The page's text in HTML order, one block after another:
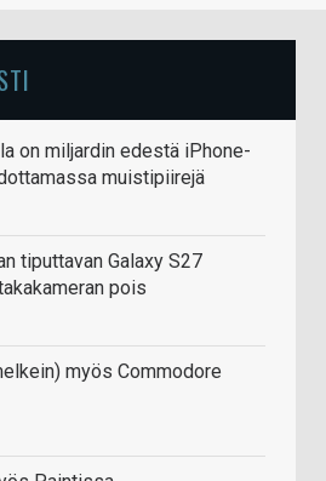
on miljardin edestä iPhone-
muistipiirejä
tiputtavan Galaxy S27
pois
myös Commodore